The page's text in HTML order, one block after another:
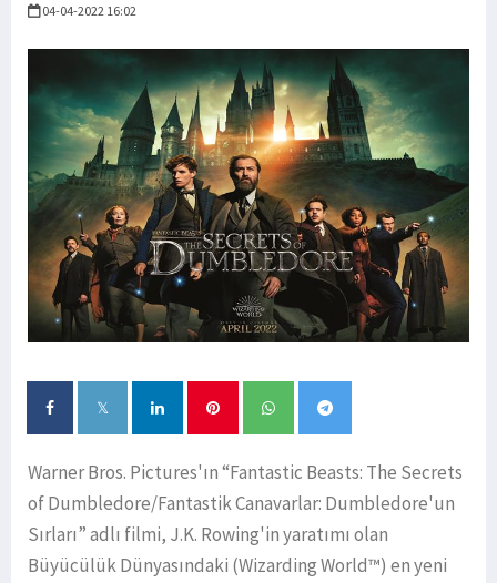
04-04-2022 16:02
Warner Bros. Pictures'ın “Fantastic Beasts: The Secrets
of Dumbledore/Fantastik Canavarlar: Dumbledore'un
Sırları” adlı filmi, J.K. Rowing'in yaratımı olan
Büyücülük Dünyasındaki (Wizarding World™) en yeni